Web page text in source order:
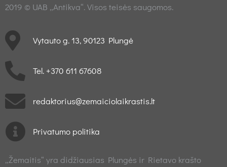
2019 © UAB „Antikva“. Visos teisės saugomos.
Vytauto g. 13, 90123 Plungė
Tel. +370 611 67608
redaktorius@zemaiciolaikrastis.lt
Privatumo politika
„Žemaitis“ yra didžiausias Plungės ir Rietavo krašto